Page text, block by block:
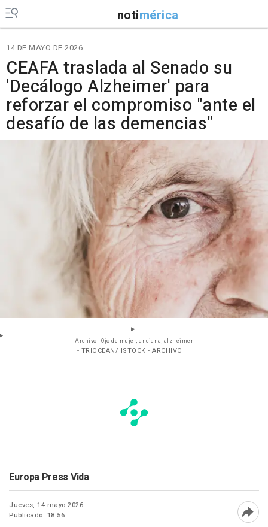
notimérica
14 DE MAYO DE 2026
CEAFA traslada al Senado su
'Decálogo Alzheimer' para
reforzar el compromiso "ante el
desafío de las demencias"
Archivo - Ojo de mujer, anciana, alzheimer
- TRIOCEAN/ ISTOCK - ARCHIVO
Europa Press Vida
Jueves, 14 mayo 2026
Publicado: 18:56